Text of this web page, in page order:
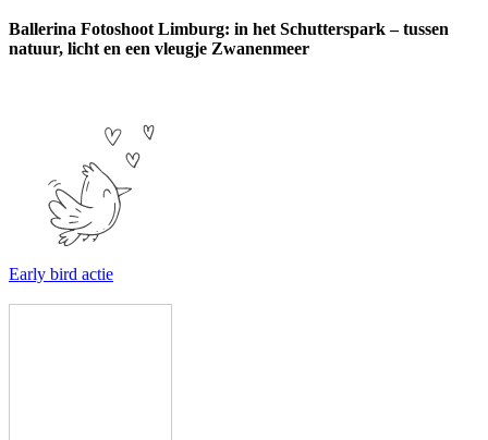
Ballerina Fotoshoot Limburg: in het Schutterspark – tussen
natuur, licht en een vleugje Zwanenmeer
Early bird actie